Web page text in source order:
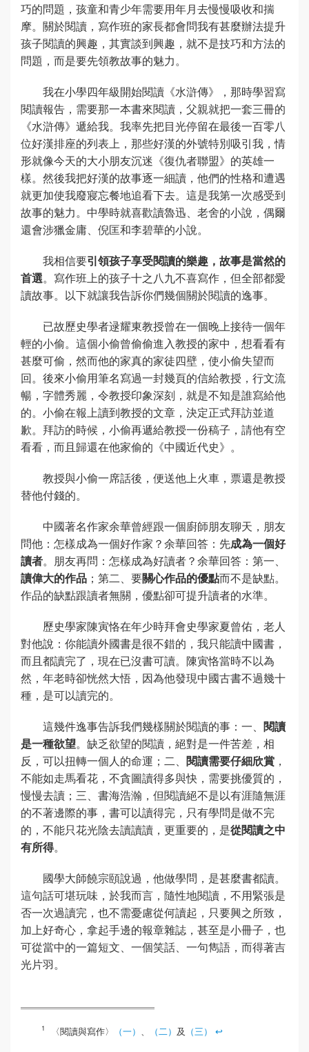
巧的問題，孩童和青少年需要用年月去慢慢吸收和揣
摩。關於閱讀，寫作班的家長都會問我有甚麼辦法提升
孩子閱讀的興趣，其實談到興趣，就不是技巧和方法的
問題，而是要先領教故事的魅力。
我在小學四年級開始閱讀《水滸傳》，那時學習寫
閱讀報告，需要那一本書來閱讀，父親就把一套三冊的
《水滸傳》遞給我。我率先把目光停留在最後一百零八
位好漢排座的列表上，那些好漢的外號特別吸引我，情
形就像今天的大小朋友沉迷《復仇者聯盟》的英雄一
樣。然後我把好漢的故事逐一細讀，他們的性格和遭遇
就更加使我廢寢忘餐地追看下去。這是我第一次感受到
故事的魅力。中學時就喜歡讀魯迅、老舍的小說，偶爾
還會涉獵金庸、倪匡和李碧華的小說。
我相信要引領孩子享受閱讀的樂趣，故事是當然的
首選。寫作班上的孩子十之八九不喜寫作，但全部都愛
讀故事。以下就讓我告訴你們幾個關於閱讀的逸事。
已故歷史學者逯耀東教授曾在一個晚上接待一個年
輕的小偷。這個小偷曾偷偷進入教授的家中，想看看有
甚麼可偷，然而他的家真的家徒四壁，使小偷失望而
回。後來小偷用筆名寫過一封幾頁的信給教授，行文流
暢，字體秀麗，令教授印象深刻，就是不知是誰寫給他
的。小偷在報上讀到教授的文章，決定正式拜訪並道
歉。拜訪的時候，小偷再遞給教授一份稿子，請他有空
看看，而且歸還在他家偷的《中國近代史》。
教授與小偷一席話後，便送他上火車，票還是教授
替他付錢的。
中國著名作家余華曾經跟一個廚師朋友聊天，朋友
問他：怎樣成為一個好作家？余華回答：先成為一個好
讀者。朋友再問：怎樣成為好讀者？余華回答：第一、
讀偉大的作品 ；第二、要關心作品的優點而不是缺點。
作品的缺點跟讀者無關，優點卻可提升讀者的水準。
歷史學家陳寅恪在年少時拜會史學家夏曾佑，老人
對他說：你能讀外國書是很不錯的，我只能讀中國書，
而且都讀完了，現在已沒書可讀。陳寅恪當時不以為
然，年老時卻恍然大悟，因為他發現中國古書不過幾十
種，是可以讀完的。
這幾件逸事告訴我們幾樣關於閱讀的事：一、 閱讀
是一種欲望。缺乏欲望的閱讀，絕對是一件苦差，相
反，可以扭轉一個人的命運；二、 閱讀需要仔細欣賞 ，
不能如走馬看花，不貪圖讀得多與快，需要挑優質的，
慢慢去讀；三、書海浩瀚，但閱讀絕不是以有涯隨無涯
的不著邊際的事，書可以讀得完，只有學問是做不完
的，不能只花光陰去讀讀讀，更重要的，是從閱讀之中
有所得。
國學大師饒宗頤說過，他做學問，是甚麼書都讀。
這句話可堪玩味，於我而言，隨性地閱讀，不用緊張是
否一次過讀完，也不需憂慮從何讀起，只要興之所致，
加上好奇心，拿起手邊的報章雜誌，甚至是小冊子，也
可從當中的一篇短文、一個笑話、一句雋語，而得著吉
光片羽。
〈閱讀與寫作〉 （一） 、 （二） 及 （三） ↩